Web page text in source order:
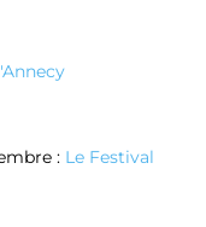
: Le Festival